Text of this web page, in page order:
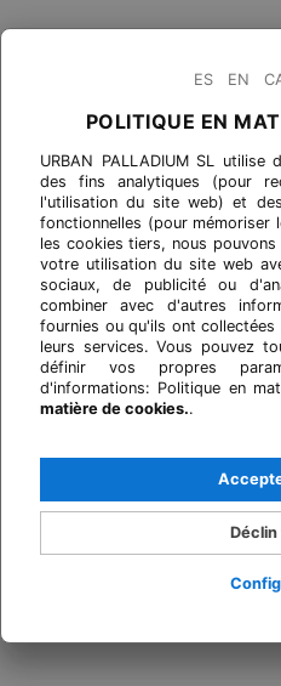
ES EN
POLITIQUE EN
URBAN PALLADIUM SL
des fins analytiques (pour
l'utilisation du site web) et
fonctionnelles (pour mémoriser
les cookies tiers, nous
votre utilisation du site web
sociaux, de publicité ou
combiner avec d'autres
fournies ou qu'ils ont
leurs services. Vous pouvez
définir vos propres
d'informations: Politique en
matière de cookies..